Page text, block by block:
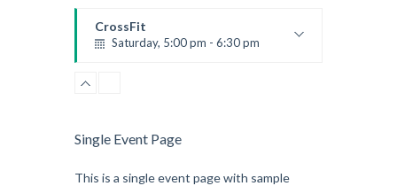
Emma Brown
CrossFit
Saturday, 5:00 pm - 6:30 pm
Beginners
Kevin Nomak
Single Event Page
This is a single event page with sample